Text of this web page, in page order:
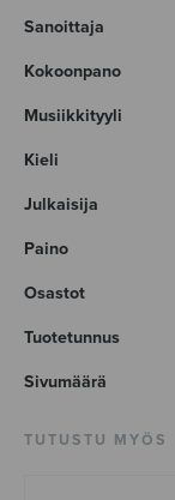
Sanoittaja
Kokoonpano
Musiikkityyli
Kieli
Julkaisija
Paino
Osastot
Tuotetunnus
Sivumäärä
TUTUSTU MYÖS